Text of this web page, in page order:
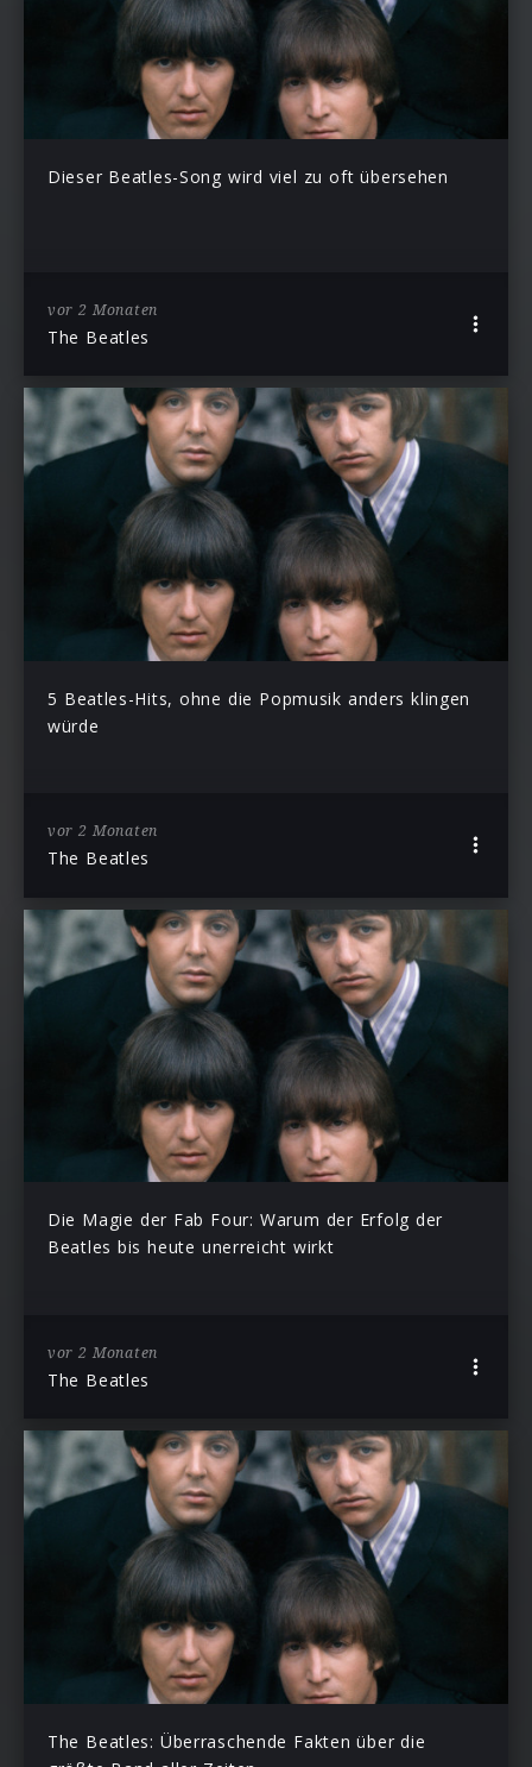
Dieser Beatles-Song wird viel zu oft übersehen
vor 2 Monaten
The Beatles
5 Beatles-Hits, ohne die Popmusik anders klingen
würde
vor 2 Monaten
The Beatles
Die Magie der Fab Four: Warum der Erfolg der
Beatles bis heute unerreicht wirkt
vor 2 Monaten
The Beatles
The Beatles: Überraschende Fakten über die